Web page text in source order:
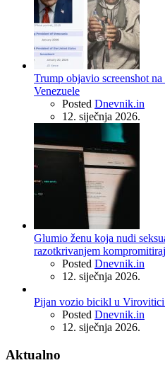
Trump objavio screenshot
Venezuele
Posted Dnevnik.in
12. siječnja 2026.
Glumio ženu koja nudi
razotkrivanjem
Posted Dnevnik.in
12. siječnja 2026.
Pijan vozio bicikl u
Posted Dnevnik.in
12. siječnja 2026.
Aktualno